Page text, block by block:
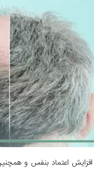
اعتماد بنفس و